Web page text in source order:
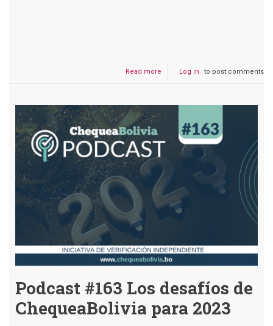
Read more
Podcast
Detención
Camacho
genera
de
desinformación
Log in to post comments
Podcast #163 Los desafíos de
ChequeaBolivia para 2023